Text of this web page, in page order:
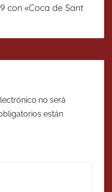
con «Coca de Sant
no será
están